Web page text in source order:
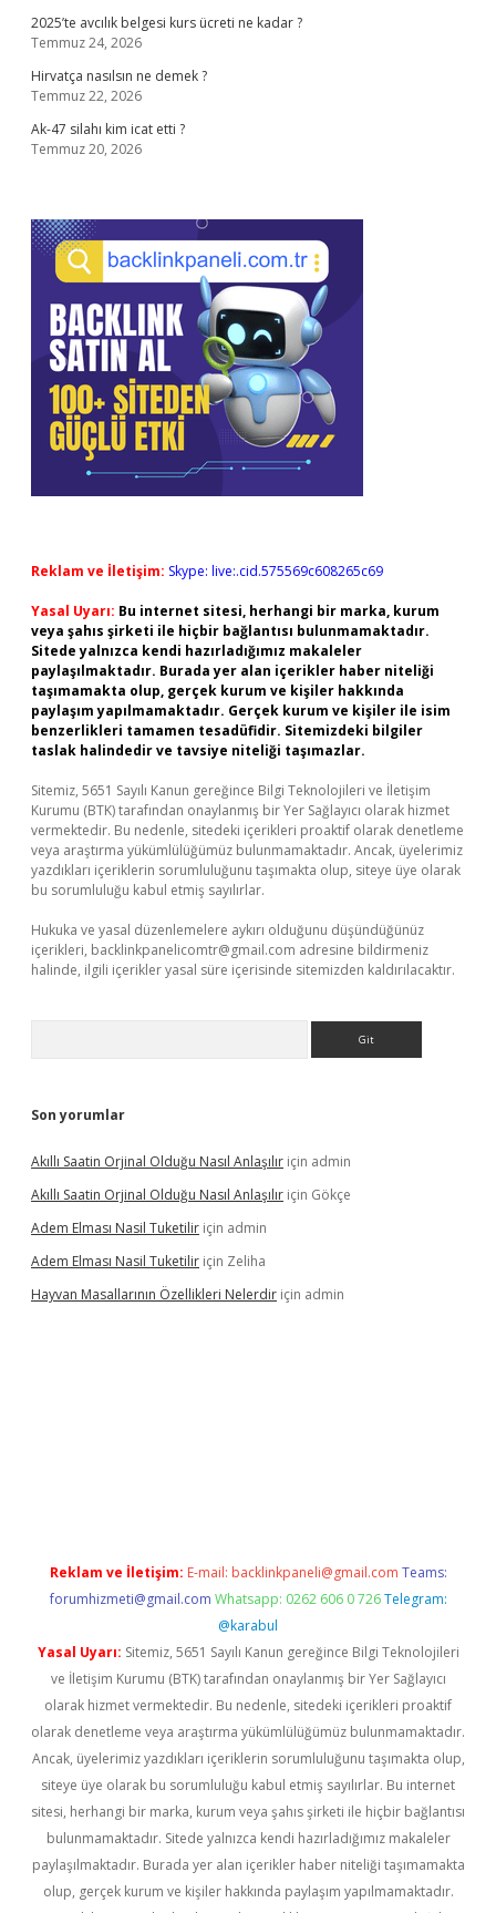
2025’te avcılık belgesi kurs ücreti ne kadar ?
Temmuz 24, 2026
Hirvatça nasılsın ne demek ?
Temmuz 22, 2026
Ak-47 silahı kim icat etti ?
Temmuz 20, 2026
Reklam ve İletişim: Skype: live:.cid.575569c608265c69
Yasal Uyarı: Bu internet sitesi, herhangi bir marka, kurum
veya şahıs şirketi ile hiçbir bağlantısı bulunmamaktadır.
Sitede yalnızca kendi hazırladığımız makaleler
paylaşılmaktadır. Burada yer alan içerikler haber niteliği
taşımamakta olup, gerçek kurum ve kişiler hakkında
paylaşım yapılmamaktadır. Gerçek kurum ve kişiler ile isim
benzerlikleri tamamen tesadüfidir. Sitemizdeki bilgiler
taslak halindedir ve tavsiye niteliği taşımazlar.
Sitemiz, 5651 Sayılı Kanun gereğince Bilgi Teknolojileri ve İletişim
Kurumu (BTK) tarafından onaylanmış bir Yer Sağlayıcı olarak hizmet
vermektedir. Bu nedenle, sitedeki içerikleri proaktif olarak denetleme
veya araştırma yükümlülüğümüz bulunmamaktadır. Ancak, üyelerimiz
yazdıkları içeriklerin sorumluluğunu taşımakta olup, siteye üye olarak
bu sorumluluğu kabul etmiş sayılırlar.
Hukuka ve yasal düzenlemelere aykırı olduğunu düşündüğünüz
içerikleri, backlinkpanelicomtr@gmail.com adresine bildirmeniz
halinde, ilgili içerikler yasal süre içerisinde sitemizden kaldırılacaktır.
Son yorumlar
Akıllı Saatin Orjinal Olduğu Nasıl Anlaşılır için admin
Akıllı Saatin Orjinal Olduğu Nasıl Anlaşılır için Gökçe
Adem Elması Nasil Tuketilir için admin
Adem Elması Nasil Tuketilir için Zeliha
Hayvan Masallarının Özellikleri Nelerdir için admin
Reklam ve İletişim: E-mail: backlinkpaneli@gmail.com Teams:
forumhizmeti@gmail.com Whatsapp: 0262 606 0 726 Telegram:
@karabul
Yasal Uyarı: Sitemiz, 5651 Sayılı Kanun gereğince Bilgi Teknolojileri
ve İletişim Kurumu (BTK) tarafından onaylanmış bir Yer Sağlayıcı
olarak hizmet vermektedir. Bu nedenle, sitedeki içerikleri proaktif
olarak denetleme veya araştırma yükümlülüğümüz bulunmamaktadır.
Ancak, üyelerimiz yazdıkları içeriklerin sorumluluğunu taşımakta olup,
siteye üye olarak bu sorumluluğu kabul etmiş sayılırlar. Bu internet
sitesi, herhangi bir marka, kurum veya şahıs şirketi ile hiçbir bağlantısı
bulunmamaktadır. Sitede yalnızca kendi hazırladığımız makaleler
paylaşılmaktadır. Burada yer alan içerikler haber niteliği taşımamakta
olup, gerçek kurum ve kişiler hakkında paylaşım yapılmamaktadır.